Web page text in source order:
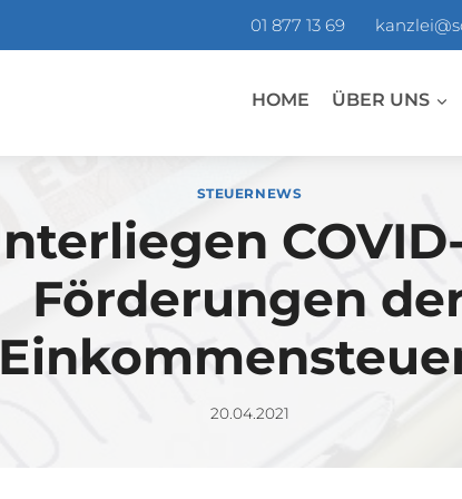
01 877 13 69
HOME ÜBER UNS
STEUERNEWS
Förderungen
20.04.2021